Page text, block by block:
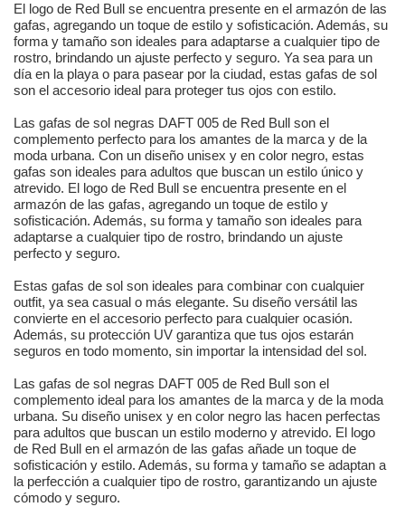
El logo de Red Bull se encuentra presente en el armazón de las
gafas, agregando un toque de estilo y sofisticación. Además, su
forma y tamaño son ideales para adaptarse a cualquier tipo de
rostro, brindando un ajuste perfecto y seguro. Ya sea para un
día en la playa o para pasear por la ciudad, estas gafas de sol
son el accesorio ideal para proteger tus ojos con estilo.
Las gafas de sol negras DAFT 005 de Red Bull son el
complemento perfecto para los amantes de la marca y de la
moda urbana. Con un diseño unisex y en color negro, estas
gafas son ideales para adultos que buscan un estilo único y
atrevido. El logo de Red Bull se encuentra presente en el
armazón de las gafas, agregando un toque de estilo y
sofisticación. Además, su forma y tamaño son ideales para
adaptarse a cualquier tipo de rostro, brindando un ajuste
perfecto y seguro.
Estas gafas de sol son ideales para combinar con cualquier
outfit, ya sea casual o más elegante. Su diseño versátil las
convierte en el accesorio perfecto para cualquier ocasión.
Además, su protección UV garantiza que tus ojos estarán
seguros en todo momento, sin importar la intensidad del sol.
Las gafas de sol negras DAFT 005 de Red Bull son el
complemento ideal para los amantes de la marca y de la moda
urbana. Su diseño unisex y en color negro las hacen perfectas
para adultos que buscan un estilo moderno y atrevido. El logo
de Red Bull en el armazón de las gafas añade un toque de
sofisticación y estilo. Además, su forma y tamaño se adaptan a
la perfección a cualquier tipo de rostro, garantizando un ajuste
cómodo y seguro.